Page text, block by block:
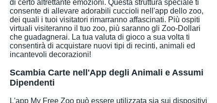
di certo altrettante emozioni. Questa struttura speciale ti
consente di allevare adorabili cuccioli nell'app dello zoo,
dei quali i tuoi visitatori rimarranno affascinati. Più ospiti
virtuali visiteranno il tuo zoo, più saranno gli Zoo-Dollari
che guadagnerai. La tua valuta di gioco a sua volta ti
consentirà di acquistare nuovi tipi di recinti, animali ed
incantevoli decorazioni!
Scambia Carte nell'App degli Animali e Assumi
Dipendenti
L'app My Free Zoo può essere utilizzata sia sui dispositivi